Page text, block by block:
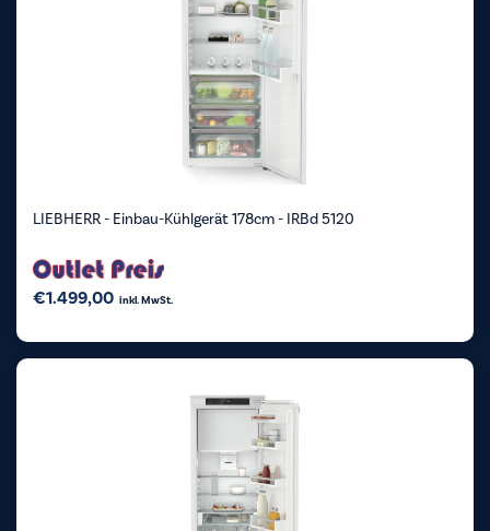
LIEBHERR - Einbau-Kühlgerät 178cm - IRBd 5120
€1.499,00 inkl. MwSt.